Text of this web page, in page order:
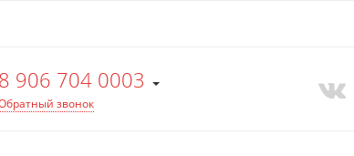
8 906 704 0003
звонок